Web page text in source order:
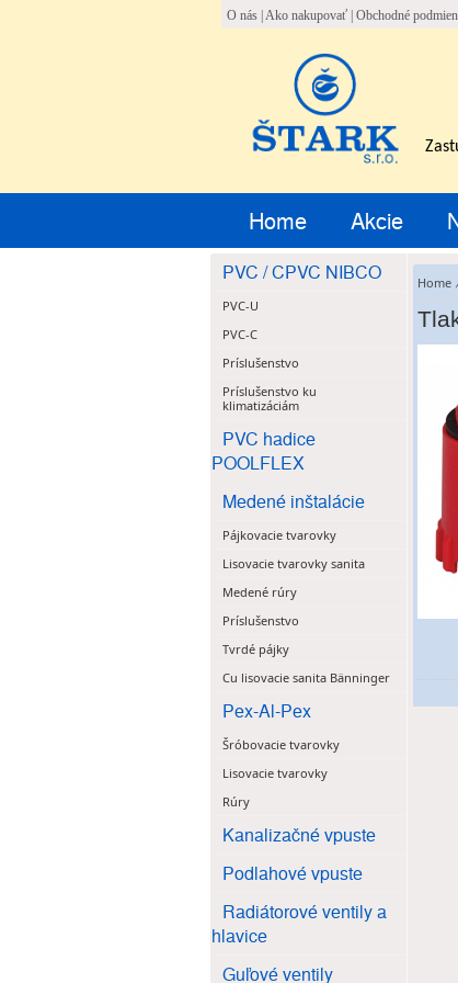
O nás Ako nakupovať Obchodné
Home Akcie
PVC / CPVC NIBCO
PVC-U
PVC-C
Príslušenstvo
Príslušenstvo ku
klimatizáciám
PVC hadice
POOLFLEX
Medené inštalácie
Pájkovacie tvarovky
Lisovacie tvarovky sanita
Medené rúry
Príslušenstvo
Tvrdé pájky
Cu lisovacie sanita Bänninger
Pex-Al-Pex
Šróbovacie tvarovky
Lisovacie tvarovky
Rúry
Kanalizačné vpuste
Podlahové vpuste
Radiátorové ventily a
hlavice
Guľové ventily
Home